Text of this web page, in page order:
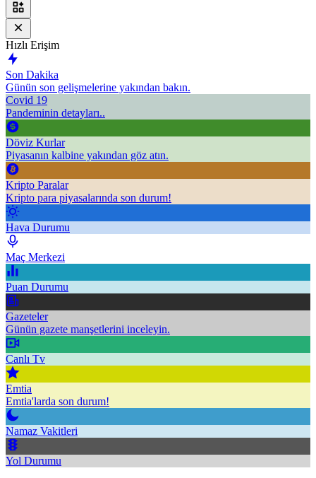
Hızlı Erişim
Son Dakika
Günün son gelişmelerine yakından bakın.
Covid 19
Pandeminin detayları..
Döviz Kurlar
Piyasanın kalbine yakından göz atın.
Kripto Paralar
Kripto para piyasalarında son durum!
Hava Durumu
Maç Merkezi
Puan Durumu
Gazeteler
Günün gazete manşetlerini inceleyin.
Canlı Tv
Emtia
Emtia'larda son durum!
Namaz Vakitleri
Yol Durumu